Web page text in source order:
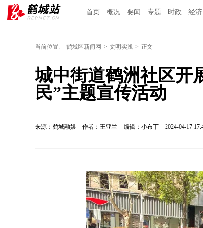
首页 概况 要闻 专题 时政 经济
当前位置: 鹤城区新闻网 > 文明实践 > 正文
城中街道鹤洲社区开
民”主题宣传活动
来源：鹤城融媒 作者：王亚兰 编辑：小布丁 2024-04-17